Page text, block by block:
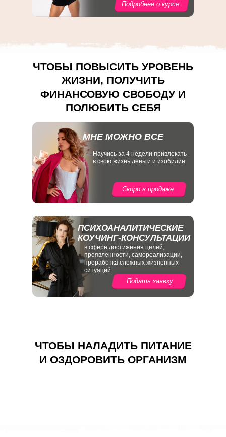
Подробнее о курсе
МНЕ МОЖНО ВСЕ
Научись за 4 недели привлекать
в свою жизнь деньги и изобилие
ПСИХОАНАЛИТИЧЕСКИЕ
КОУЧИНГ-КОНСУЛЬТАЦИИ
в сфере достижения целей,
проявленности, самореализации,
проработка сложных жизненных
ситуаций
ЧТОБЫ ПОВЫСИТЬ УРОВЕНЬ
ЖИЗНИ, ПОЛУЧИТЬ
ФИНАНСОВУЮ СВОБОДУ И
ПОЛЮБИТЬ СЕБЯ
Скоро в продаже
Подать заявку
ЧТОБЫ НАЛАДИТЬ ПИТАНИЕ
И ОЗДОРОВИТЬ ОРГАНИЗМ